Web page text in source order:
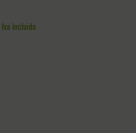
Iva Incluido